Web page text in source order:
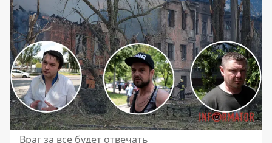
Враг за все будет отвечать